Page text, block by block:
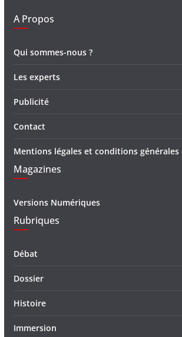
A Propos
Qui sommes-nous ?
Les experts
Publicité
Contact
Mentions légales et conditions générales
Magazines
Versions Numériques
Rubriques
Débat
Dossier
Histoire
Immersion